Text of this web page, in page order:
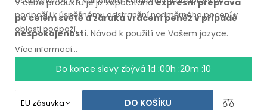
podpaží i k úspěšnému odstranění nadměrného pocení v
oblasti podpaží.
V ceně produktu je již započítánaexpresní přeprava
po celém světěa zárukavrácení penězv případě
nespokojenosti. Návod k použití ve Vašem jazyce.
Více informací...
Do konce slevy zbývá 1d :00h :20m :10
DO KOŠÍKU